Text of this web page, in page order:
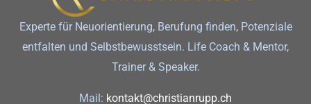
Experte für Neuorientierung, Berufung finden, Potenziale
entfalten und Selbstbewusstsein. Life Coach & Mentor,
Trainer & Speaker.
Mail: kontakt@christianrupp.ch